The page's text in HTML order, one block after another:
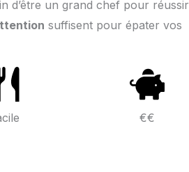
d’être un grand chef pour réussir
suffisent pour épater vos
€€